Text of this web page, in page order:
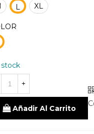
L XL
stock
+
Añadir Al Carrito